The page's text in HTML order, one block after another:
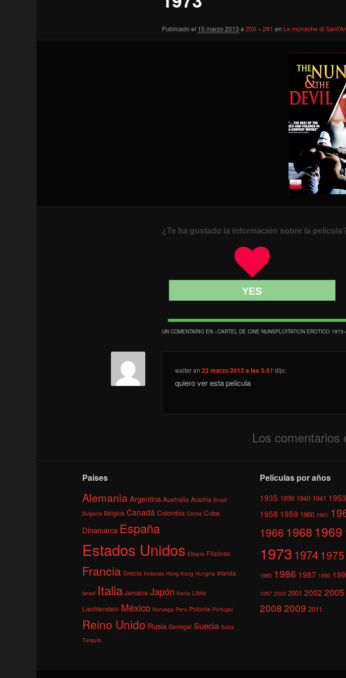
Publicado el 15 marzo 2013 a200 × 281 en Le monache di
¿Te ha gustado la información sobre la
YES
UN COMENTARIO EN «CARTEL DE CINE NUNSPLOITATION EROTICO 1973»
walteren 23 marzo 2013 a las 3:51 dijo:
quiero ver esta pelicula
Los comentarios
Países
AlemaniaArgentina Australia Austria Brasil
Bulgaria Bélgica Canadá Colombia Corea Cuba
Dinamarca España
Estados Unidos Etiopía Filipinas
Francia Grecia Holanda Hong Kong Hungría Irlanda
Israel Italia Jamaica Japón Kenia Libia
Liechtenstein México Noruega Perú Polonia Portugal
Reino Unido Rusia Senegal Suecia Suiza
Turquía
Películas por años
1935 1939 1940 1941 1953
1958 1959 1960 1961
1966 1968 1969
1973 1974 1975
1985 1986 1987 1990
1997 2000 2001 2002 2005
20082009 2011